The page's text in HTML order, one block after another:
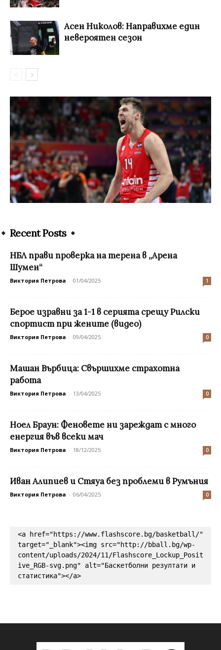
Асен Николов: Направихме един
невероятен сезон
Recent Posts
НБЛ прави проверка на терена в „Арена
Шумен“
Виктория Петрова - 01/04/2025 1
Берое изравни за 1-1 в серията срещу Рилски
спортист при жените (видео)
Виктория Петрова - 09/04/2025 0
Машан Върбица: Свършихме страхотна
работа
Виктория Петрова - 13/04/2025 0
Ноел Браун: Феновете ни зареждат с много
енергия във всеки мач
Виктория Петрова - 18/12/2025 0
Иван Алипиев и Стяуа без проблеми в Румъния
Виктория Петрова - 06/04/2025 0
<a href="https://www.flashscore.bg/basketball/"
target="_blank"><img src="http://bball.bg/wp-
content/uploads/2024/11/Flashscore_Lockup_Posit
ive_RGB-svg.png" alt="Баскетболни резултати и
статистика"></a>